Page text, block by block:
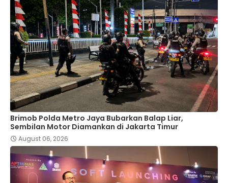
Brimob Polda Metro Jaya Bubarkan Balap Liar,
Sembilan Motor Diamankan di Jakarta Timur
August 06, 2026